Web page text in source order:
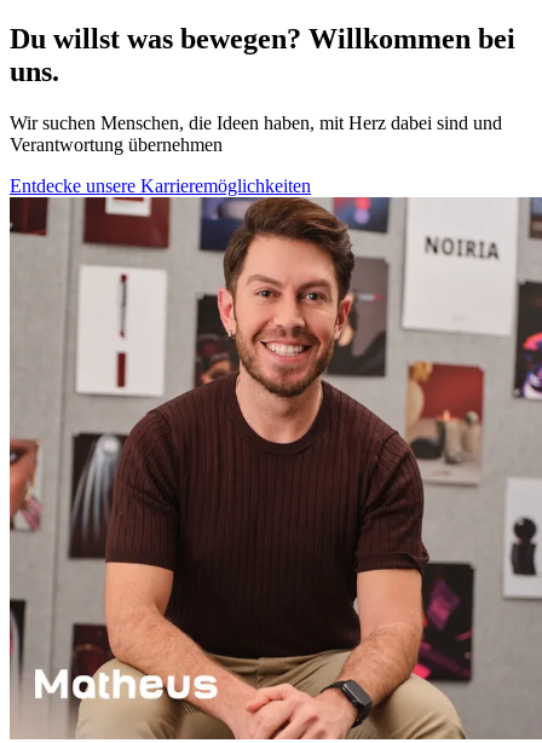
Du willst was bewegen? Willkommen bei
uns.
Wir suchen Menschen, die Ideen haben, mit Herz dabei sind und
Verantwortung übernehmen
Entdecke unsere Karrieremöglichkeiten